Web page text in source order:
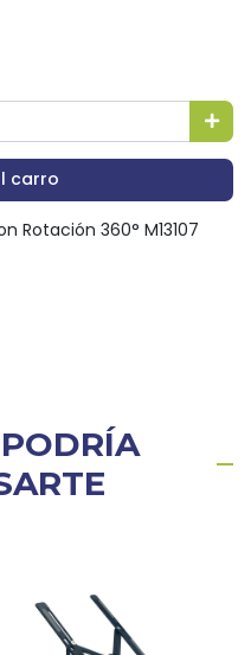
carro
Rotación 360° M13107